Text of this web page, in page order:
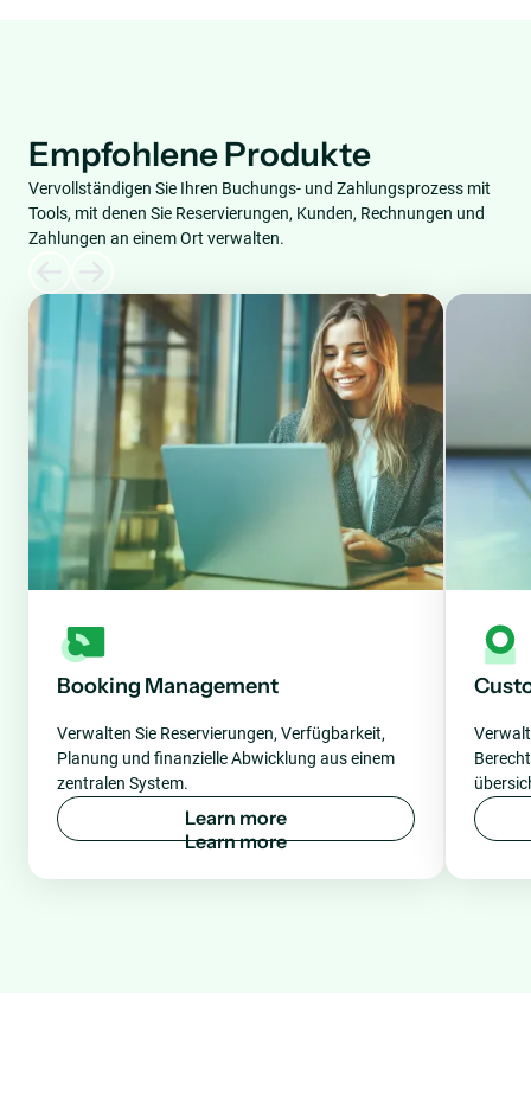
Empfohlene Produkte
Vervollständigen Sie Ihren Buchungs- und Zahlungsprozess mit
Tools, mit denen Sie Reservierungen, Kunden, Rechnungen und
Zahlungen an einem Ort verwalten.
Booking Management
Verwalten Sie Reservierungen, Verfügbarkeit,
Planung und finanzielle Abwicklung aus einem
zentralen System.
Learn more